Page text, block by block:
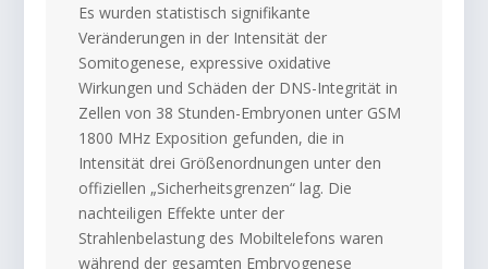
Es wurden statistisch signifikante
Veränderungen in der Intensität der
Somitogenese, expressive oxidative
Wirkungen und Schäden der DNS-Integrität in
Zellen von 38 Stunden-Embryonen unter GSM
1800 MHz Exposition gefunden, die in
Intensität drei Größenordnungen unter den
offiziellen „Sicherheitsgrenzen“ lag. Die
nachteiligen Effekte unter der
Strahlenbelastung des Mobiltelefons waren
während der gesamten Embryogenese